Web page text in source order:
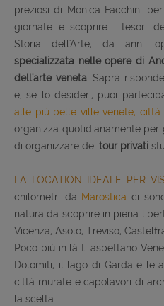
preziosi di Monica Facchini
giornate e scoprire i tesori
Storia dell'Arte, da anni
specializzata nelle opere di
dell'arte veneta. Saprà
e, se lo desideri, puoi
alle più belle ville venete, città
organizza quotidianamente
di organizzare dei tour privati
LA LOCATION IDEALE PER
chilometri da Marostica ci
natura da scoprire in piena
Vicenza, Asolo, Treviso,
Poco più in là ti aspettano
Dolomiti, il lago di Garda e le
città murate e capolavori di
la scelta...